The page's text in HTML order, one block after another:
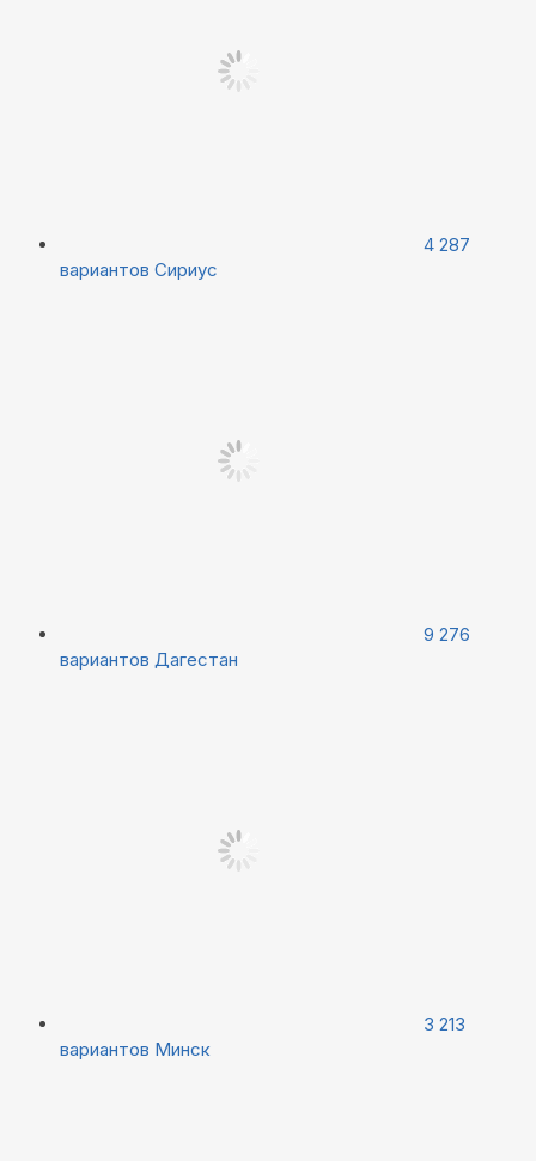
4 287
вариантов Сириус
9 276
вариантов Дагестан
3 213
вариантов Минск